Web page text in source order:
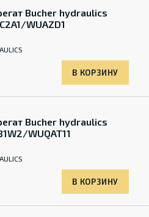
Bucher hydraulics
WUAZD1
В КОРЗИНУ
Bucher hydraulics
WUQAT11
В КОРЗИНУ